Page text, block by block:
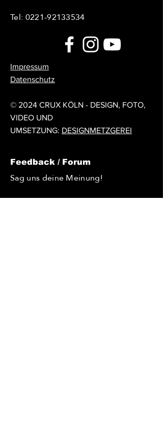
Tel:0221-92133534
Impressum
Datenschutz
© 2024 CRUX KÖLN - DESIGN, FOTO,
VIDEO UND
UMSETZUNG: DESIGNMETZGEREI
Feedback / Forum
Sag uns deine Meinung!
Du möchtest uns Feedback geben?